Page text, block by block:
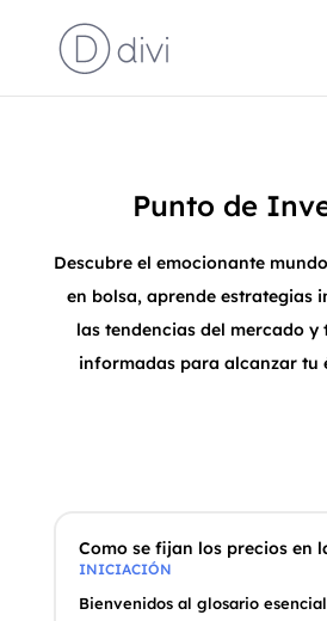
Punto de
Descubre el emocionante
en bolsa, aprende estrategias
las tendencias del mercado y
informadas para alcanzar tu
Como se fijan los precios en
INICIACIÓN
Bienvenidos al glosario